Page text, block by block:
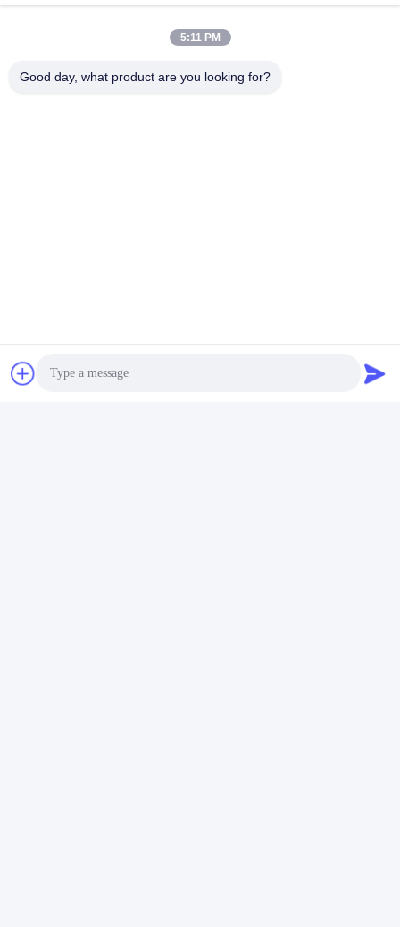
5:11 PM
Good day, what product are you looking for?